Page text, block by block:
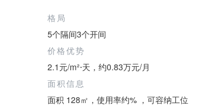
格局
5个隔间3个开间
价格优势
2.1元/m²⋅天，约0.83万元/月
面积信息
面积 128㎡，使用率约% ，可容纳工位